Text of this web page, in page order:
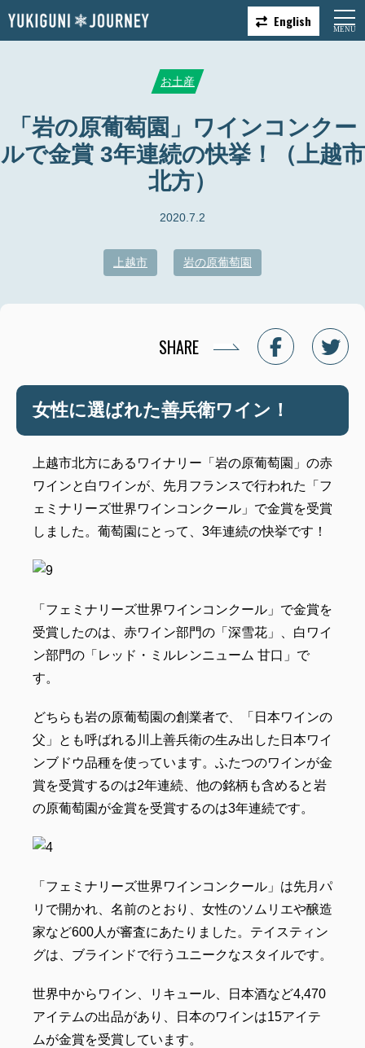
English
お土産
「岩の原葡萄園」ワインコンクー
ルで金賞 3年連続の快挙！（上越市
北方）
2020.7.2
上越市 岩の原葡萄園
SHARE
女性に選ばれた善兵衛ワイン！
上越市北方にあるワイナリー「岩の原葡萄園」の赤
ワインと白ワインが、先月フランスで行われた「フ
ェミナリーズ世界ワインコンクール」で金賞を受賞
しました。葡萄園にとって、3年連続の快挙です！
「フェミナリーズ世界ワインコンクール」で金賞を
受賞したのは、赤ワイン部門の「深雪花」、白ワイ
ン部門の「レッド・ミルレンニューム 甘口」で
す。
どちらも岩の原葡萄園の創業者で、「日本ワインの
父」とも呼ばれる川上善兵衛の生み出した日本ワイ
ンブドウ品種を使っています。ふたつのワインが金
賞を受賞するのは2年連続、他の銘柄も含めると岩
の原葡萄園が金賞を受賞するのは3年連続です。
「フェミナリーズ世界ワインコンクール」は先月パ
リで開かれ、名前のとおり、女性のソムリエや醸造
家など600人が審査にあたりました。テイスティン
グは、ブラインドで行うユニークなスタイルです。
世界中からワイン、リキュール、日本酒など4,470
アイテムの出品があり、日本のワインは15アイテ
ムが金賞を受賞しています。